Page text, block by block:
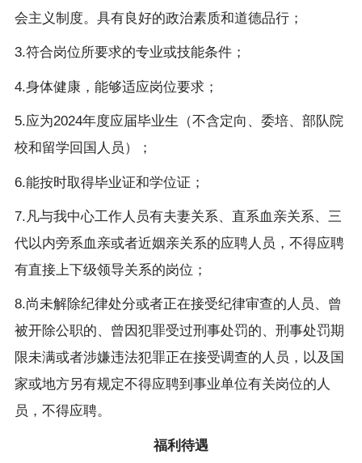
会主义制度。具有良好的政治素质和道德品行；
3.符合岗位所要求的专业或技能条件；
4.身体健康，能够适应岗位要求；
5.应为2024年度应届毕业生（不含定向、委培、部队院
校和留学回国人员）；
6.能按时取得毕业证和学位证；
7.凡与我中心工作人员有夫妻关系、直系血亲关系、三
代以内旁系血亲或者近姻亲关系的应聘人员，不得应聘
有直接上下级领导关系的岗位；
8.尚未解除纪律处分或者正在接受纪律审查的人员、曾
被开除公职的、曾因犯罪受过刑事处罚的、刑事处罚期
限未满或者涉嫌违法犯罪正在接受调查的人员，以及国
家或地方另有规定不得应聘到事业单位有关岗位的人
员，不得应聘。
福利待遇